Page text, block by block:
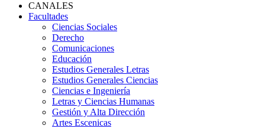
CANALES
Facultades
Ciencias Sociales
Derecho
Comunicaciones
Educación
Estudios Generales Letras
Estudios Generales Ciencias
Ciencias e Ingeniería
Letras y Ciencias Humanas
Gestión y Alta Dirección
Artes Escenicas